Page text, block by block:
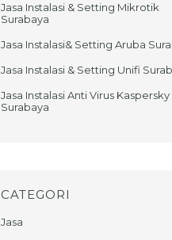
Jasa Instalasi & Setting Mikrotik
Surabaya
Jasa Instalasi& Setting Aruba
Jasa Instalasi & Setting Unifi
Jasa Instalasi Anti Virus Kaspersky
Surabaya
CATEGORI
Jasa